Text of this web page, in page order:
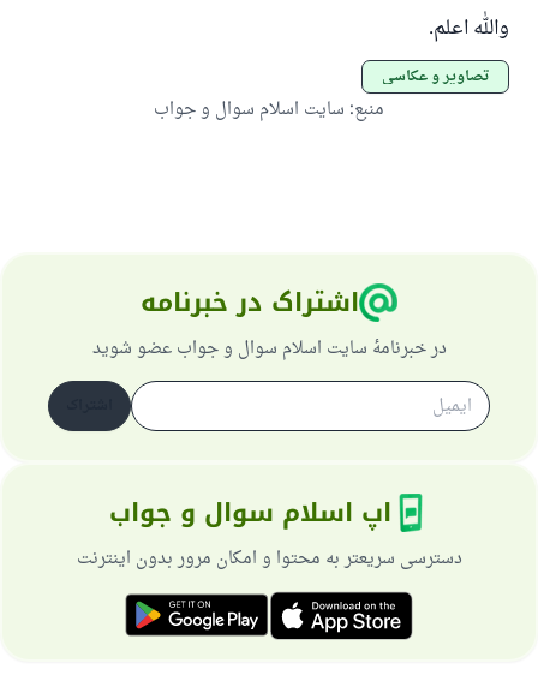
والله اعلم.
تصاویر و عکاسی
منبع: سایت اسلام سوال و جواب
اشتراک در خبرنامه
در خبرنامهٔ سایت اسلام سوال و جواب عضو شوید
اپ اسلام سوال و جواب
دسترسی سریعتر به محتوا و امکان مرور بدون اینترنت